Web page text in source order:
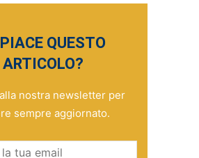
QUESTO
ARTICOLO?
nostra newsletter per
sempre aggiornato.